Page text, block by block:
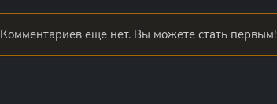
Комментариев еще нет. Вы можете стать первым!